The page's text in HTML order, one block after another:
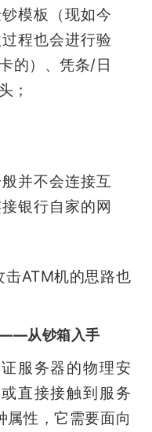
模板（现如今
程也会进行验
的）、凭条/日
；
并不会连接互
银行自家的网
击ATM机的思路也
——从钞箱入手
服务器的物理安
直接接触到服务
属性，它需要面向